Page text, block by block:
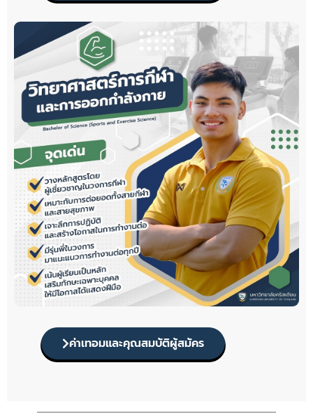
ค่าเทอมและคุณสมบัติผู้สมัคร